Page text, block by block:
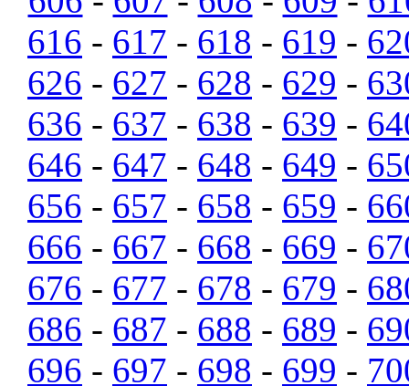
616 - 617 - 618 - 619 -
626 - 627 - 628 - 629 -
636 - 637 - 638 - 639 -
646 - 647 - 648 - 649 -
656 - 657 - 658 - 659 -
666 - 667 - 668 - 669 -
676 - 677 - 678 - 679 -
686 - 687 - 688 - 689 -
696 - 697 - 698 - 699 -